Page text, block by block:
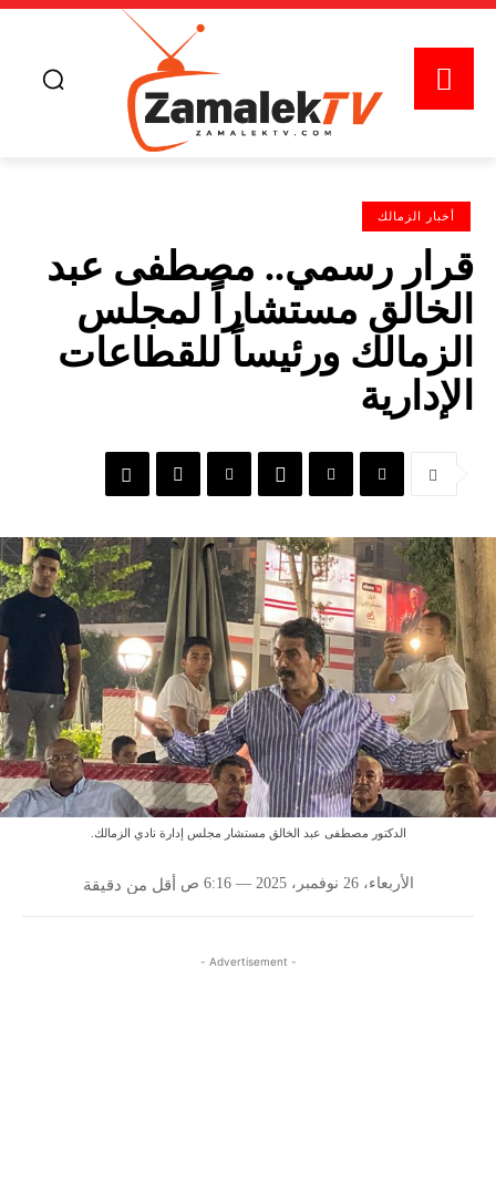
أخبار الزمالك
قرار رسمي.. مصطفى عبد
الخالق مستشاراً لمجلس
الزمالك ورئيساً للقطاعات
الإدارية
الدكتور مصطفى عبد الخالق مستشار مجلس إدارة نادي الزمالك.
الأربعاء، 26 نوفمبر، 2025 — 6:16 ص أقل من دقيقة
- Advertisement -